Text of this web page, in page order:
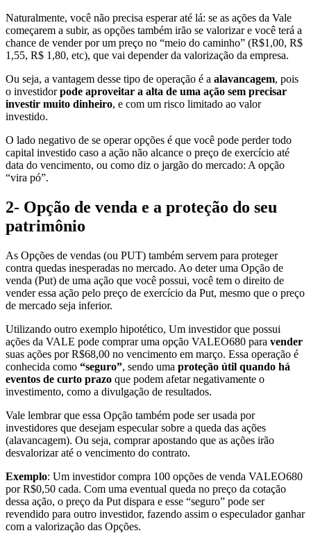
Naturalmente, você não precisa esperar até lá: se as ações da Vale
começarem a subir, as opções também irão se valorizar e você terá a
chance de vender por um preço no “meio do caminho” (R$1,00, R$
1,55, R$ 1,80, etc), que vai depender da valorização da empresa.
Ou seja, a vantagem desse tipo de operação é a alavancagem, pois
o investidorpode aproveitar a alta de uma ação sem precisar
investir muito dinheiro, e com um risco limitado ao valor
investido.
O lado negativo de se operar opções é que você pode perder todo
capital investido caso a ação não alcance o preço de exercício até
data do vencimento, ou como diz o jargão do mercado: A opção
“vira pó”.
2- Opção de venda e a proteção do seu
patrimônio
As Opções de vendas (ou PUT) também servem para proteger
contra quedas inesperadas no mercado. Ao deter uma Opção de
venda (Put) de uma ação que você possui, você tem o direito de
vender essa ação pelo preço de exercício da Put, mesmo que o preço
de mercado seja inferior.
Utilizando outro exemplo hipotético, Um investidor que possui
ações da VALE pode comprar uma opção VALEO680 para vender
suas ações por R$68,00 no vencimento em março. Essa operação é
conhecida como “seguro”, sendo uma proteção útil quando há
eventos de curto prazo que podem afetar negativamente o
investimento, como a divulgação de resultados.
Vale lembrar que essa Opção também pode ser usada por
investidores que desejam especular sobre a queda das ações
(alavancagem). Ou seja, comprar apostando que as ações irão
desvalorizar até o vencimento do contrato.
Exemplo: Um investidor compra 100 opções de venda VALEO680
por R$0,50 cada. Com uma eventual queda no preço da cotação
dessa ação, o preço da Put dispara e esse “seguro” pode ser
revendido para outro investidor, fazendo assim o especulador ganhar
com a valorização das Opções.